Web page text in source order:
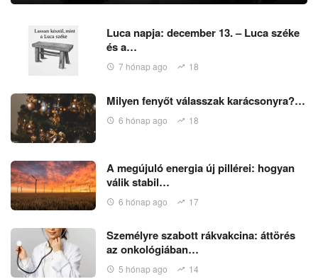
Luca napja: december 13. – Luca széke
és a…
7 hónap ago 18
Milyen fenyőt válasszak karácsonyra?…
6 hónap ago 18
A megújuló energia új pillérei: hogyan
válik stabil…
6 hónap ago 17
Személyre szabott rákvakcina: áttörés
az onkológiában…
5 hónap ago 14